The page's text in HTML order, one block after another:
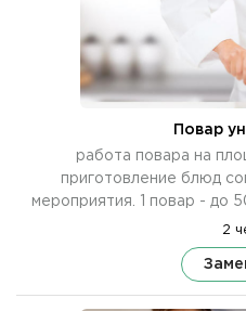
Повар
работа повара на
приготовление блюд
мероприятия. 1 повар - до
2